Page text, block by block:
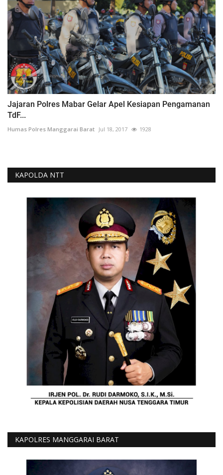
Jajaran Polres Mabar Gelar Apel Kesiapan Pengamanan
TdF...
Humas Polres Manggarai Barat Jul 18, 2017 1928
KAPOLDA NTT
KAPOLRES MANGGARAI BARAT